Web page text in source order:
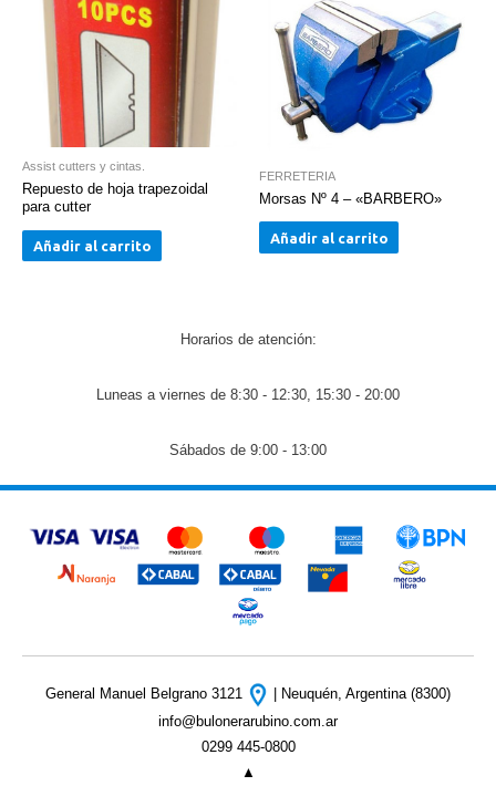
Assist cutters y cintas.
Repuesto de hoja trapezoidal
para cutter
Añadir al carrito
FERRETERIA
Morsas Nº 4 – «BARBERO»
Añadir al carrito
Horarios de atención:
Luneas a viernes de 8:30 - 12:30, 15:30 - 20:00
Sábados de 9:00 - 13:00
General Manuel Belgrano 3121
| Neuquén, Argentina (8300)
info@bulonerarubino.com.ar
0299 445-0800
▲